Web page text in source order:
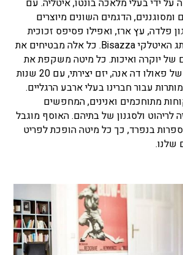
ומסוגננים, הדגמים השונים מיוצרים
פלדה, עץ ארז, ואפילו פסיפס זכוכית
אופוס רומנו מן המותג האיטלקי Bisazza. כל אלה מבטיחים את
של יוקרה ואיכות. כל מיטה משקפת את
הכישרון ואת הטעם של פאולו דה אנה, יזם יצירתי, עם 20 שנות
מותרות עבור חברינו בעלי ארבע הרגליים.
מתוחכמים ואנינים, המחפשים
לריהוט ולסגנון של בתיהם. האוסף מוגבל
ממוספרות בנפרד, כך כל מיטה הופכת לפריט
שלנו.